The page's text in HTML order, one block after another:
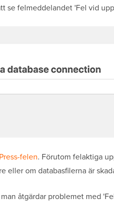
se felmeddelandet 'Fel vid
felen. Förutom felaktiga
eller om databasfilerna är
åtgärdar problemet med